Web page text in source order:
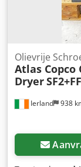
Ierland 938
Olievrije
Atlas Copco
DryerSF2+FF